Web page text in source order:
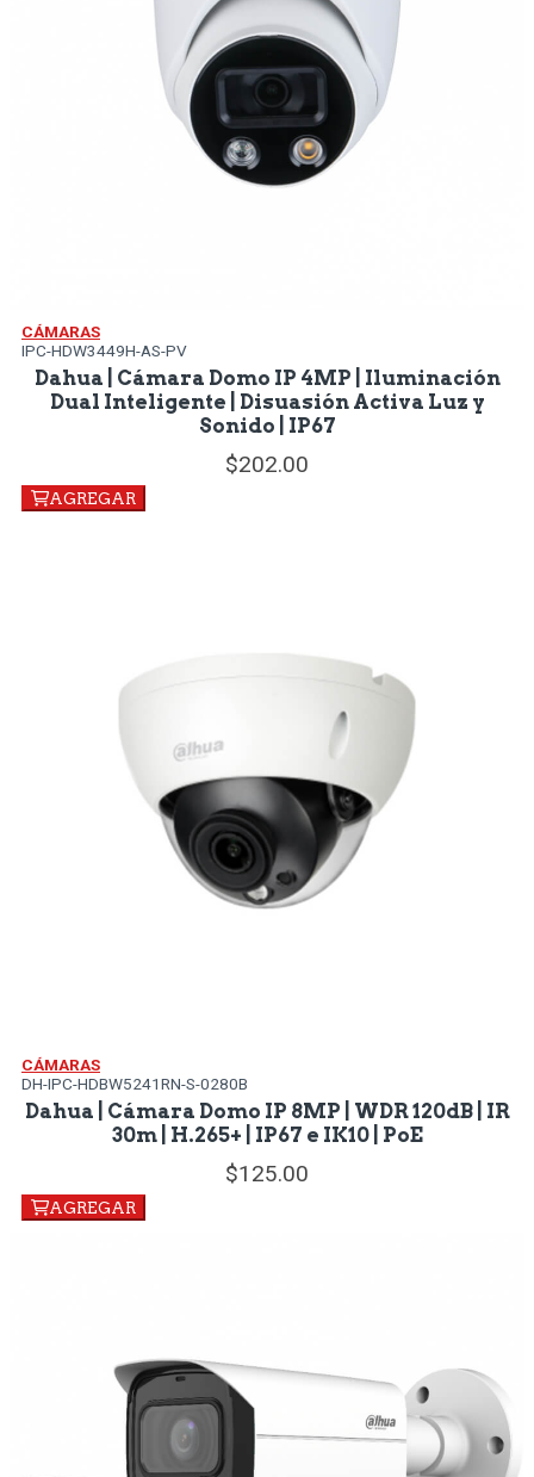
CÁMARAS
IPC-HDW3449H-AS-PV
Dahua | Cámara Domo IP 4MP | Iluminación
Dual Inteligente | Disuasión Activa Luz y
Sonido | IP67
202.00
AGREGAR
CÁMARAS
DH-IPC-HDBW5241RN-S-0280B
Dahua | Cámara Domo IP 8MP | WDR 120dB | IR
30m | H.265+ | IP67 e IK10 | PoE
125.00
AGREGAR